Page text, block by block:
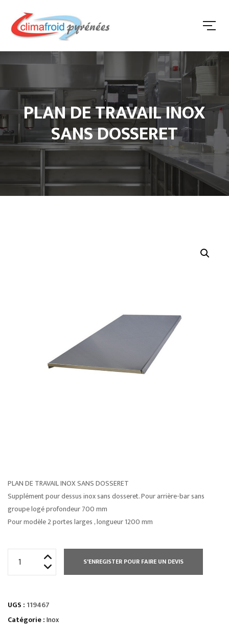
PLAN DE TRAVAIL INOX
SANS DOSSERET
PLAN DE TRAVAIL INOX SANS DOSSERET
Supplément pour dessus inox sans dosseret. Pour arrière-bar sans
groupe logé profondeur 700 mm
Pour modèle 2 portes larges , longueur 1200 mm
TRAVAIL
INOX
S'ENREGISTER POUR FAIRE UN DEVIS
UGS : 119467
Catégorie :Inox